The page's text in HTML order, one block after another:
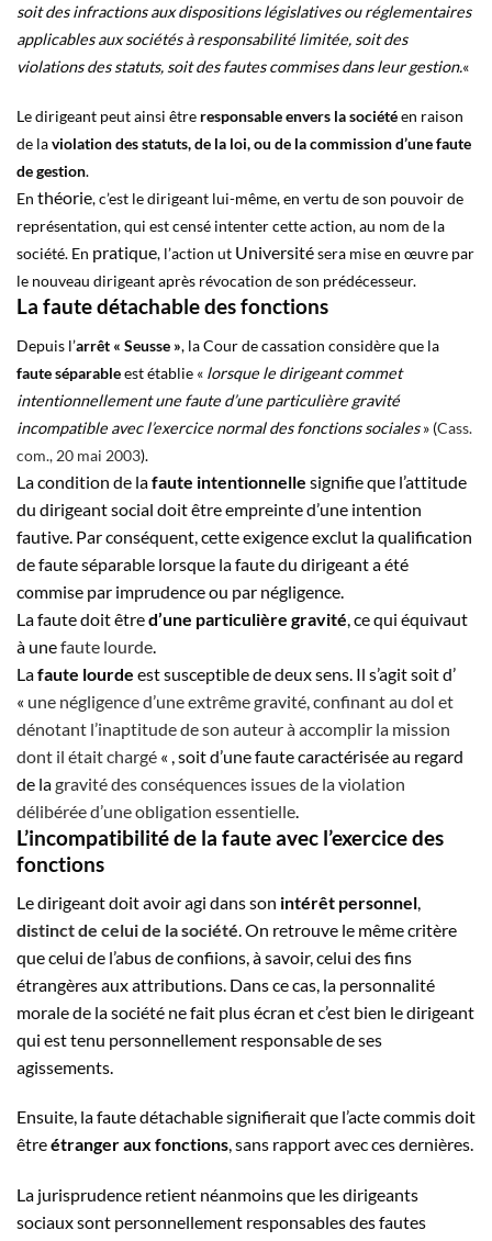
soit des infractions aux dispositions législatives ou réglementaires
applicables aux sociétés à responsabilité limitée, soit des
violations des statuts, soit des fautes commises dans leur gestion.«
Le dirigeant peut ainsi être responsable envers la sociétéen raison
de laviolation des statuts, de la loi, ou de la commission d’une faute
de gestion.
En théorie, c’est le dirigeant lui-même, en vertu de son pouvoir de
représentation, qui est censé intenter cette action, au nom de la
société. En pratique, l’action ut Universitésera mise en œuvre par
le nouveau dirigeant après révocation de son prédécesseur.
La faute détachable des fonctions
Depuis l’arrêt « Seusse », la Cour de cassation considère que la
faute séparableest établie « lorsque le dirigeant commet
intentionnellement une faute d’une particulière gravité
incompatible avec l’exercice normal des fonctions sociales» (Cass.
com., 20 mai 2003).
La condition de lafaute intentionnelle signifie que l’attitude
du dirigeant social doit être empreinte d’une intention
fautive. Par conséquent, cette exigence exclut la qualification
de faute séparable lorsque la faute du dirigeant a été
commise par imprudence ou par négligence.
La faute doit êtred’une particulière gravité, ce qui équivaut
à unefaute lourde.
Lafaute lourde est susceptible de deux sens. Il s’agit soit d’
« une négligence d’une extrême gravité, confinant au dol et
dénotant l’inaptitude de son auteur à accomplir la mission
dont il était chargé « , soit d’une faute caractérisée au regard
de lagravité des conséquences issues de la violation
délibérée d’une obligation essentielle.
L’incompatibilité de la faute avec l’exercice des
fonctions
Le dirigeant doit avoir agi dans son intérêt personnel
distinct de celui de la société . On retrouve le même critère
que celui de l’abus de confiions, à savoir, celui des fins
étrangères aux attributions. Dans ce cas, la personnalité
morale de la société ne fait plus écran et c’est bien le dirigeant
qui est tenu personnellement responsable de ses
agissements.
Ensuite, la faute détachable signifierait que l’acte commis doit
êtreétranger aux fonctions, sans rapport avec ces dernières.
La jurisprudence retient néanmoins que les dirigeants
sociaux sont personnellement responsables des fautes